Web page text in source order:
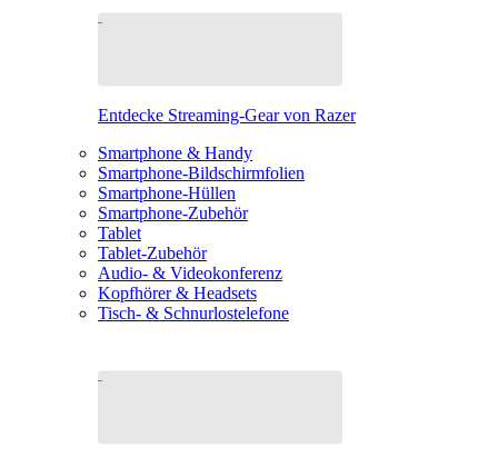
Entdecke Streaming-Gear von Razer
Smartphone & Handy
Smartphone-Bildschirmfolien
Smartphone-Hüllen
Smartphone-Zubehör
Tablet
Tablet-Zubehör
Audio- & Videokonferenz
Kopfhörer & Headsets
Tisch- & Schnurlostelefone